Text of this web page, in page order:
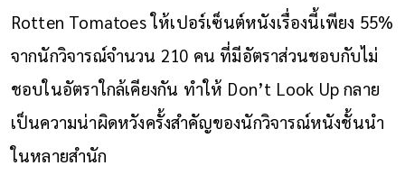
Rotten Tomatoes ให้เปอร์เซ็นต์หนังเรื่องนี้เพียง 55%
จากนักวิจารณ์จำนวน 210 คน ที่มีอัตราส่วนชอบกับไม่
ชอบในอัตราใกล้เคียงกัน ทำให้ Don’t Look Up กลาย
เป็นความน่าผิดหวังครั้งสำคัญของนักวิจารณ์หนังชั้นนำ
ในหลายสำนัก